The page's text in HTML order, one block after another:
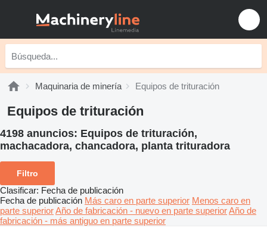
Maquinaria de minería Equipos de trituración
Equipos de trituración
4198 anuncios: Equipos de trituración,
machacadora, chancadora, planta trituradora
Filtro
Clasificar: Fecha de publicación
Fecha de publicación Más caro en parte superior Menos caro en
parte superiorAño de fabricación - nuevo en parte superiorAño de
fabricación - más antiguo en parte superior